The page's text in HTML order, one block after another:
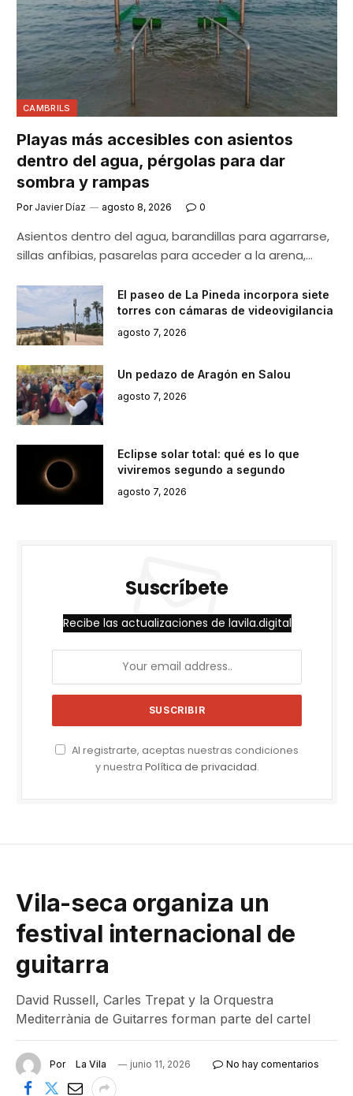
CAMBRILS
Playas más accesibles con asientos
dentro del agua, pérgolas para dar
sombra y rampas
Por Javier Díaz agosto 8, 2026 0
Asientos dentro del agua, barandillas para agarrarse,
sillas anfibias, pasarelas para acceder a la arena,…
El paseo de La Pineda incorpora siete
torres con cámaras de videovigilancia
agosto 7, 2026
Un pedazo de Aragón en Salou
agosto 7, 2026
Eclipse solar total: qué es lo que
viviremos segundo a segundo
agosto 7, 2026
Suscríbete
Recibe las actualizaciones de lavila.digital
Al registrarte, aceptas nuestras condiciones
y nuestra Política de privacidad.
Vila-seca organiza un
festival internacional de
guitarra
David Russell, Carles Trepat y la Orquestra
Mediterrània de Guitarres forman parte del cartel
Por La Vila junio 11, 2026 No hay comentarios